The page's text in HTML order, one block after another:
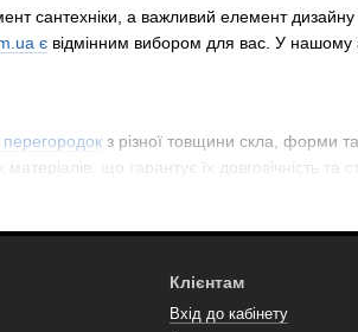
сантехніки, а важливий елемент дизайну
є відмінним вибором для вас. У нашому
з різної товщини скла, форми
матеріалів, що гарантує їх довговічність
з них має свої особливості та
Клієнтам
Вхід до кабінету